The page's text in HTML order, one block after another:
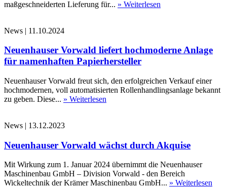
maßgeschneiderten Lieferung für... » Weiterlesen
News | 11.10.2024
Neuenhauser Vorwald liefert hochmoderne Anlage
für namenhaften Papierhersteller
Neuenhauser Vorwald freut sich, den erfolgreichen Verkauf einer
hochmodernen, voll automatisierten Rollenhandlingsanlage bekannt
zu geben. Diese... » Weiterlesen
News | 13.12.2023
Neuenhauser Vorwald wächst durch Akquise
Mit Wirkung zum 1. Januar 2024 übernimmt die Neuenhauser
Maschinenbau GmbH – Division Vorwald - den Bereich
Wickeltechnik der Krämer Maschinenbau GmbH... » Weiterlesen